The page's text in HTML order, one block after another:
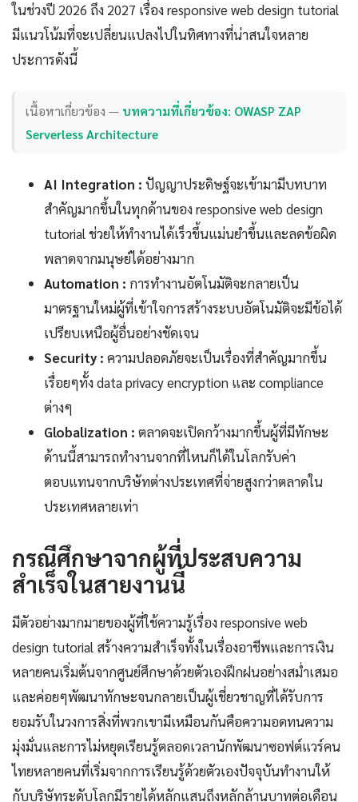
ในช่วงปี 2026 ถึง 2027 เรื่อง responsive web design tutorial
มีแนวโน้มที่จะเปลี่ยนแปลงไปในทิศทางที่น่าสนใจหลาย
ประการดังนี้
เนื้อหาเกี่ยวข้อง — บทความที่เกี่ยวข้อง: OWASP ZAP
Serverless Architecture
AI Integration : ปัญญาประดิษฐ์จะเข้ามามีบทบาท
สำคัญมากขึ้นในทุกด้านของ responsive web design
tutorial ช่วยให้ทำงานได้เร็วขึ้นแม่นยำขึ้นและลดข้อผิด
พลาดจากมนุษย์ได้อย่างมาก
Automation : การทำงานอัตโนมัติจะกลายเป็น
มาตรฐานใหม่ผู้ที่เข้าใจการสร้างระบบอัตโนมัติจะมีข้อได้
เปรียบเหนือผู้อื่นอย่างชัดเจน
Security : ความปลอดภัยจะเป็นเรื่องที่สำคัญมากขึ้น
เรื่อยๆทั้ง data privacy encryption และ compliance
ต่างๆ
Globalization : ตลาดจะเปิดกว้างมากขึ้นผู้ที่มีทักษะ
ด้านนี้สามารถทำงานจากที่ไหนก็ได้ในโลกรับค่า
ตอบแทนจากบริษัทต่างประเทศที่จ่ายสูงกว่าตลาดใน
ประเทศหลายเท่า
กรณีศึกษาจากผู้ที่ประสบความ
สำเร็จในสายงานนี้
มีตัวอย่างมากมายของผู้ที่ใช้ความรู้เรื่อง responsive web
design tutorial สร้างความสำเร็จทั้งในเรื่องอาชีพและการเงิน
หลายคนเริ่มต้นจากศูนย์ศึกษาด้วยตัวเองฝึกฝนอย่างสม่ำเสมอ
และค่อยๆพัฒนาทักษะจนกลายเป็นผู้เชี่ยวชาญที่ได้รับการ
ยอมรับในวงการสิ่งที่พวกเขามีเหมือนกันคือความอดทนความ
มุ่งมั่นและการไม่หยุดเรียนรู้ตลอดเวลานักพัฒนาซอฟต์แวร์คน
ไทยหลายคนที่เริ่มจากการเรียนรู้ด้วยตัวเองปัจจุบันทำงานให้
กับบริษัทระดับโลกมีรายได้หลักแสนถึงหลักล้านบาทต่อเดือน